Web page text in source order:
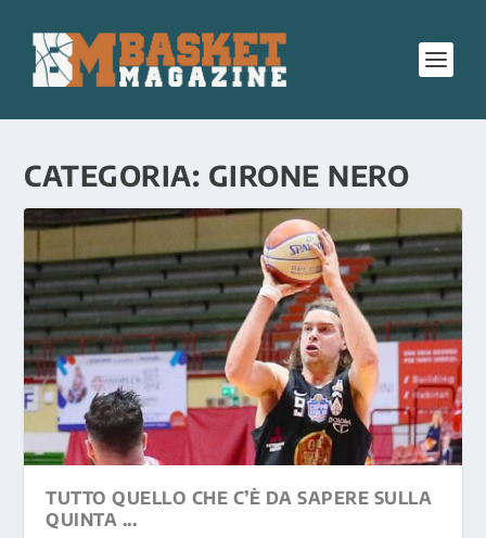
CATEGORIA: GIRONE NERO
TUTTO QUELLO CHE C’È DA SAPERE SULLA
QUINTA ...